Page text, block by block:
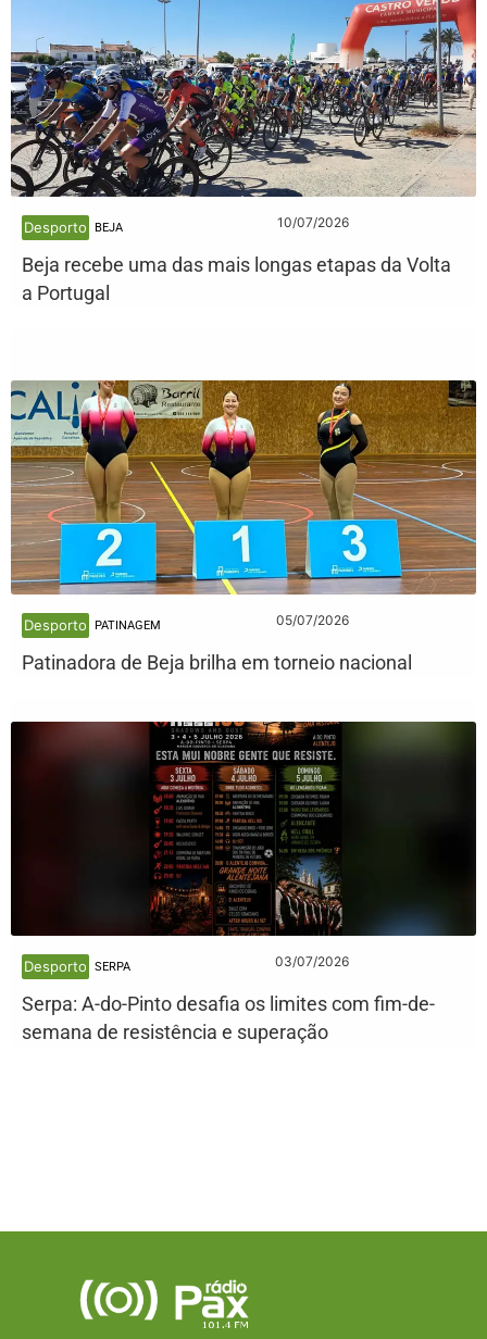
Desporto BEJA 10/07/2026
Beja recebe uma das mais longas etapas da Volta
a Portugal
Desporto PATINAGEM 05/07/2026
Patinadora de Beja brilha em torneio nacional
Desporto SERPA 03/07/2026
Serpa: A-do-Pinto desafia os limites com fim-de-
semana de resistência e superação